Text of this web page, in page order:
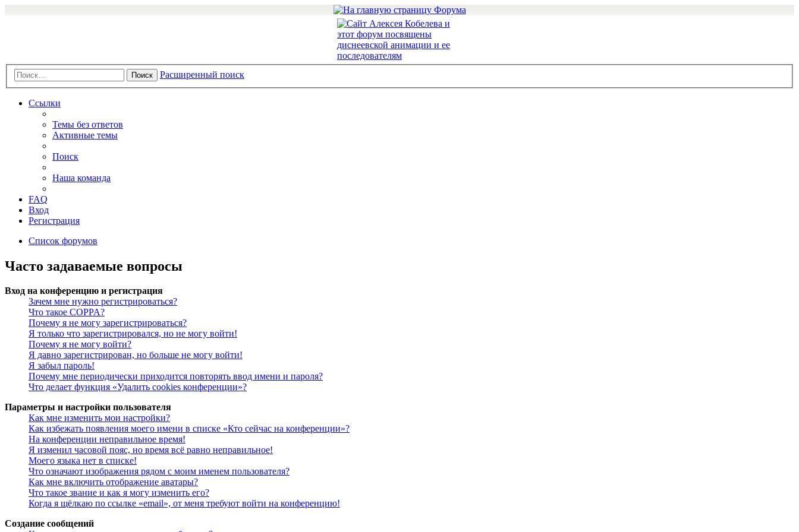
Поиск Расширенный поиск
Ссылки
Темы без ответов
Активные темы
Поиск
Наша команда
FAQ
Вход
Регистрация
Список форумов
Часто задаваемые вопросы
Вход на конференцию и регистрация
Зачем мне нужно регистрироваться?
Что такое COPPA?
Почему я не могу зарегистрироваться?
Я только что зарегистрировался, но не могу войти!
Почему я не могу войти?
Я давно зарегистрирован, но больше не могу войти!
Я забыл пароль!
Почему мне периодически приходится повторять ввод имени и пароля?
Что делает функция «Удалить cookies конференции»?
Параметры и настройки пользователя
Как мне изменить мои настройки?
Как избежать появления моего имени в списке «Кто сейчас на конференции»?
На конференции неправильное время!
Я изменил часовой пояс, но время всё равно неправильное!
Моего языка нет в списке!
Что означают изображения рядом с моим именем пользователя?
Как мне включить отображение аватары?
Что такое звание и как я могу изменить его?
Когда я щёлкаю по ссылке «email», от меня требуют войти на конференцию!
Создание сообщений